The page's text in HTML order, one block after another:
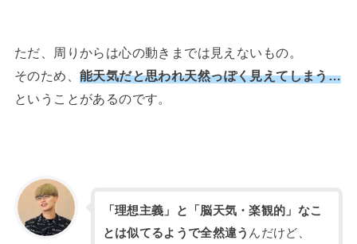
ただ、周りからは心の動きまでは見えないもの。
そのため、 能天気だと思われ天然っぽく見えてしまう…
ということがあるのです。
「理想主義」と「脳天気・楽観的」なこ
とは似てるようで全然違う んだけど、